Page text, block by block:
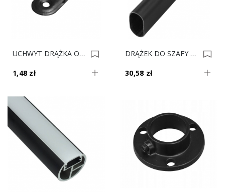
UCHWYT DRĄŻKA OWALNEGO CZARNY 30X15 0022681
1,48 zł
DRĄŻEK DO SZAFY OWAL CZARNY 3mb Gr. 0,8mm 0022680
30,58 zł